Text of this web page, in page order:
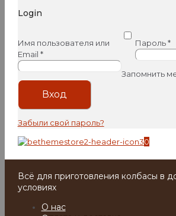
Login
Имя пользователя или
Email *
Пароль*
Запомнить
Вход
Забыли свой пароль?
0
Всё для приготовления колбасы в
условиях
О нас